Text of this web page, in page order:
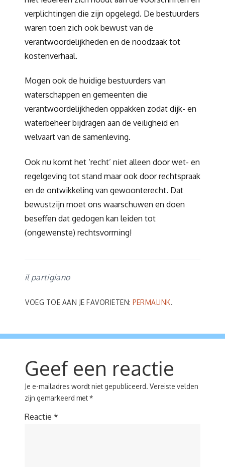
verplichtingen die zijn opgelegd. De bestuurders
waren toen zich ook bewust van de
verantwoordelijkheden en de noodzaak tot
kostenverhaal.
Mogen ook de huidige bestuurders van
waterschappen en gemeenten die
verantwoordelijkheden oppakken zodat dijk- en
waterbeheer bijdragen aan de veiligheid en
welvaart van de samenleving.
Ook nu komt het ‘recht’ niet alleen door wet- en
regelgeving tot stand maar ook door rechtspraak
en de ontwikkeling van gewoonterecht. Dat
bewustzijn moet ons waarschuwen en doen
beseffen dat gedogen kan leiden tot
(ongewenste) rechtsvorming!
il partigiano
VOEG TOE AAN JE FAVORIETEN: PERMALINK.
Geef een reactie
Je e-mailadres wordt niet gepubliceerd. Vereiste velden
zijn gemarkeerd met*
Reactie *